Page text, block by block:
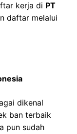
kerja di PT
daftar melalui
dikenal
ban terbaik
pun sudah